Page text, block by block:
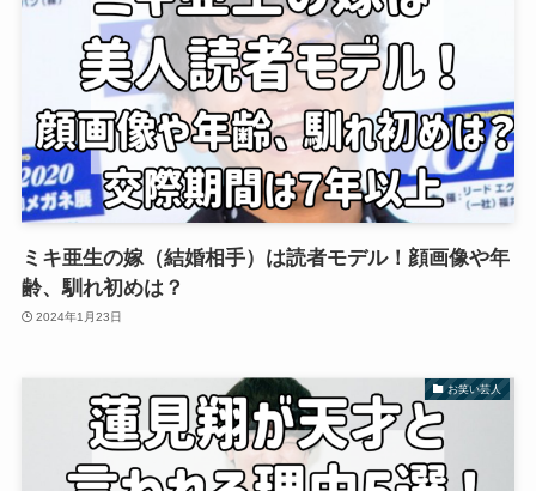
ミキ亜生の嫁（結婚相手）は読者モデル！顔画像や年
齢、馴れ初めは？
2024年1月23日
お笑い芸人